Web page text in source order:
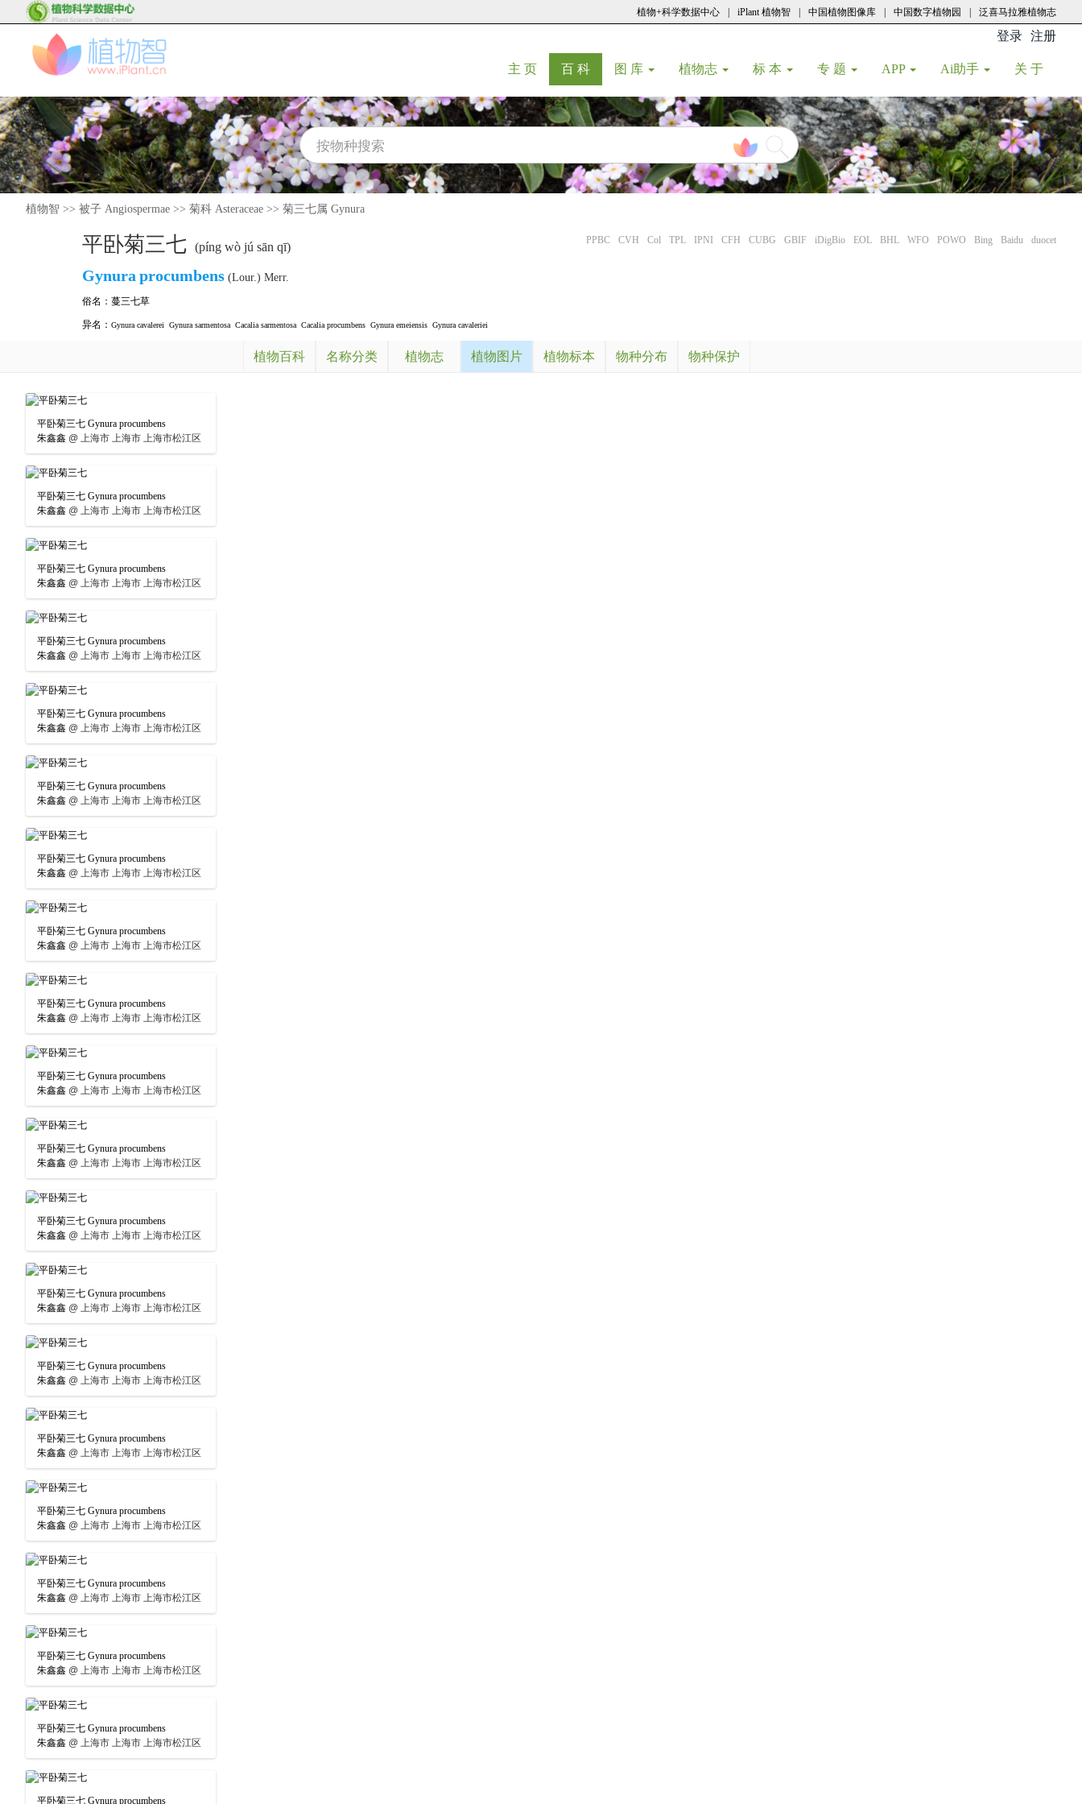
植物+科学数据中心 iPlant 植物智 中国植物图像库 中国数字植物园 泛喜马拉雅植物志
登录 注册
主 页(current)
百 科(current)
图 库 植物志 标 本 专 题 APP Ai助手 关 于
植物智 >> 被子 Angiospermae >> 菊科 Asteraceae >> 菊三七属 Gynura
平卧菊三七 (píng wò jú sān qī) PPBC CVH Col TPL IPNI CFH CUBG GBIF iDigBio EOL BHL WFO POWO Bing Baidu duocet
Gynura procumbens (Lour.) Merr.
俗名： 蔓三七草
异名： Gynura cavalerei Gynura sarmentosa Cacalia sarmentosa Cacalia procumbens Gynura emeiensis Gynura cavaleriei
植物百科 名称分类 植物志 植物图片 植物标本 物种分布 物种保护
平卧菊三七 Gynura procumbens
朱鑫鑫 @ 上海市 上海市 上海市松江区
平卧菊三七 Gynura procumbens
朱鑫鑫 @ 上海市 上海市 上海市松江区
平卧菊三七 Gynura procumbens
朱鑫鑫 @ 上海市 上海市 上海市松江区
平卧菊三七 Gynura procumbens
朱鑫鑫 @ 上海市 上海市 上海市松江区
平卧菊三七 Gynura procumbens
朱鑫鑫 @ 上海市 上海市 上海市松江区
平卧菊三七 Gynura procumbens
朱鑫鑫 @ 上海市 上海市 上海市松江区
平卧菊三七 Gynura procumbens
朱鑫鑫 @ 上海市 上海市 上海市松江区
平卧菊三七 Gynura procumbens
朱鑫鑫 @ 上海市 上海市 上海市松江区
平卧菊三七 Gynura procumbens
朱鑫鑫 @ 上海市 上海市 上海市松江区
平卧菊三七 Gynura procumbens
朱鑫鑫 @ 上海市 上海市 上海市松江区
平卧菊三七 Gynura procumbens
朱鑫鑫 @ 上海市 上海市 上海市松江区
平卧菊三七 Gynura procumbens
朱鑫鑫 @ 上海市 上海市 上海市松江区
平卧菊三七 Gynura procumbens
朱鑫鑫 @ 上海市 上海市 上海市松江区
平卧菊三七 Gynura procumbens
朱鑫鑫 @ 上海市 上海市 上海市松江区
平卧菊三七 Gynura procumbens
朱鑫鑫 @ 上海市 上海市 上海市松江区
平卧菊三七 Gynura procumbens
朱鑫鑫 @ 上海市 上海市 上海市松江区
平卧菊三七 Gynura procumbens
朱鑫鑫 @ 上海市 上海市 上海市松江区
平卧菊三七 Gynura procumbens
朱鑫鑫 @ 上海市 上海市 上海市松江区
平卧菊三七 Gynura procumbens
朱鑫鑫 @ 上海市 上海市 上海市松江区
平卧菊三七 Gynura procumbens